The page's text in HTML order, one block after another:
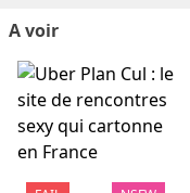
A voir